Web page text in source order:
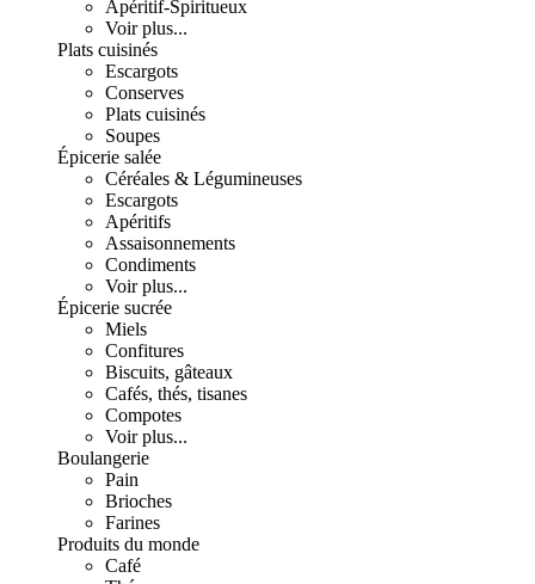
Apéritif-Spiritueux
Voir plus...
Plats cuisinés
Escargots
Conserves
Plats cuisinés
Soupes
Épicerie salée
Céréales & Légumineuses
Escargots
Apéritifs
Assaisonnements
Condiments
Voir plus...
Épicerie sucrée
Miels
Confitures
Biscuits, gâteaux
Cafés, thés, tisanes
Compotes
Voir plus...
Boulangerie
Pain
Brioches
Farines
Produits du monde
Café